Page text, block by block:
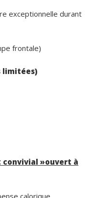
exceptionnelle durant
frontale)
limitées)
convivial »ouvert à